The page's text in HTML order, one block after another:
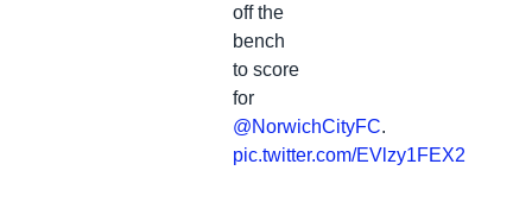
off the
bench
to score
for
@NorwichCityFC.
pic.twitter.com/EVlzy1FEX2